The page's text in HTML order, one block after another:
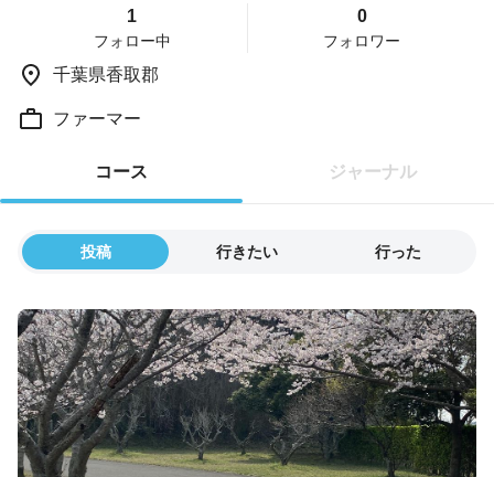
1
フォロー中
0
フォロワー
千葉県香取郡
ファーマー
コース ジャーナル
投稿 行きたい 行った